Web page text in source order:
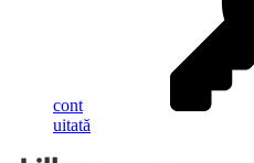
cont
uitată